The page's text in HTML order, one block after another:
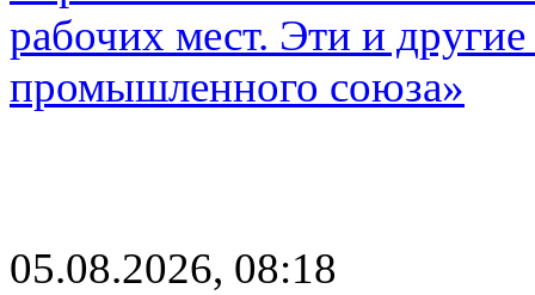
рабочих мест. Эти и
промышленного союза»
05.08.2026, 08:18